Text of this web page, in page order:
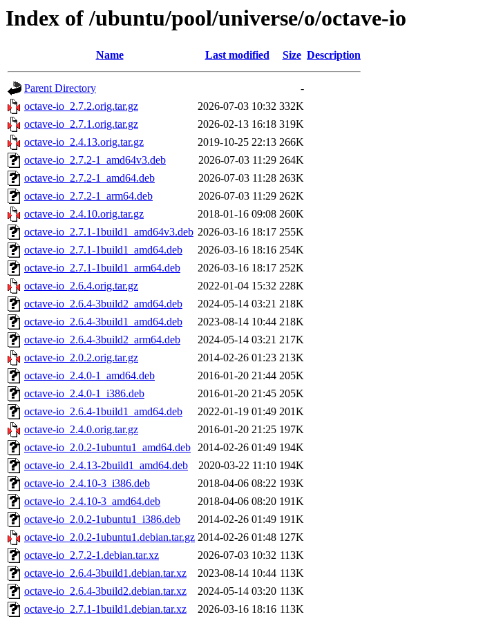
Index of /ubuntu/pool/universe/o/octave-io
Name Last modified Size Description
Parent Directory
-
octave-io_2.7.2.orig.tar.gz
2026-07-03 10:32 332K
octave-io_2.7.1.orig.tar.gz
2026-02-13 16:18 319K
octave-io_2.4.13.orig.tar.gz
2019-10-25 22:13 266K
octave-io_2.7.2-1_amd64v3.deb
2026-07-03 11:29 264K
octave-io_2.7.2-1_amd64.deb
2026-07-03 11:28 263K
octave-io_2.7.2-1_arm64.deb
2026-07-03 11:29 262K
octave-io_2.4.10.orig.tar.gz
2018-01-16 09:08 260K
octave-io_2.7.1-1build1_amd64v3.deb 2026-03-16 18:17 255K
octave-io_2.7.1-1build1_amd64.deb
2026-03-16 18:16 254K
octave-io_2.7.1-1build1_arm64.deb
2026-03-16 18:17 252K
octave-io_2.6.4.orig.tar.gz
2022-01-04 15:32 228K
octave-io_2.6.4-3build2_amd64.deb
2024-05-14 03:21 218K
octave-io_2.6.4-3build1_amd64.deb
2023-08-14 10:44 218K
octave-io_2.6.4-3build2_arm64.deb
2024-05-14 03:21 217K
octave-io_2.0.2.orig.tar.gz
2014-02-26 01:23 213K
octave-io_2.4.0-1_amd64.deb
2016-01-20 21:44 205K
octave-io_2.4.0-1_i386.deb
2016-01-20 21:45 205K
octave-io_2.6.4-1build1_amd64.deb
2022-01-19 01:49 201K
octave-io_2.4.0.orig.tar.gz
2016-01-20 21:25 197K
octave-io_2.0.2-1ubuntu1_amd64.deb 2014-02-26 01:49 194K
octave-io_2.4.13-2build1_amd64.deb
2020-03-22 11:10 194K
octave-io_2.4.10-3_i386.deb
2018-04-06 08:22 193K
octave-io_2.4.10-3_amd64.deb
2018-04-06 08:20 191K
octave-io_2.0.2-1ubuntu1_i386.deb
2014-02-26 01:49 191K
octave-io_2.0.2-1ubuntu1.debian.tar.gz 2014-02-26 01:48 127K
octave-io_2.7.2-1.debian.tar.xz
2026-07-03 10:32 113K
octave-io_2.6.4-3build1.debian.tar.xz
2023-08-14 10:44 113K
octave-io_2.6.4-3build2.debian.tar.xz
2024-05-14 03:20 113K
octave-io_2.7.1-1build1.debian.tar.xz
2026-03-16 18:16 113K